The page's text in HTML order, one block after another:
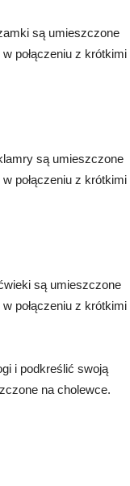
są umieszczone
połączeniu z krótkimi
są umieszczone
połączeniu z krótkimi
są umieszczone
połączeniu z krótkimi
i podkreślić swoją
na cholewce.